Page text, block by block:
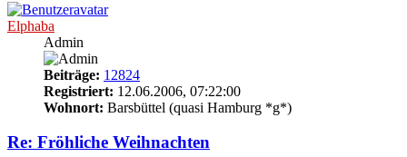
Elphaba
Admin
Beiträge: 12824
Registriert: 12.06.2006, 07:22:00
Wohnort: Barsbüttel (quasi Hamburg *g*)
Re: Fröhliche Weihnachten